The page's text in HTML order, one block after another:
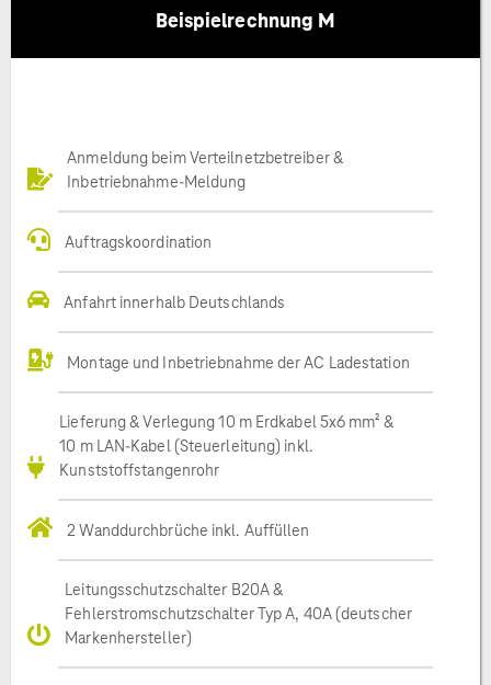
Beispielrechnung M
Anmeldung beim Verteilnetzbetreiber &
Inbetriebnahme-Meldung
Auftragskoordination
Anfahrt innerhalb Deutschlands
Montage und Inbetriebnahme der AC Ladestation
Lieferung & Verlegung 10 m Erdkabel 5x6 mm² &
10 m LAN-Kabel (Steuerleitung) inkl.
Kunststoffstangenrohr
2 Wanddurchbrüche inkl. Auffüllen
Leitungsschutzschalter B20A &
Fehlerstromschutzschalter Typ A, 40A (deutscher
Markenhersteller)